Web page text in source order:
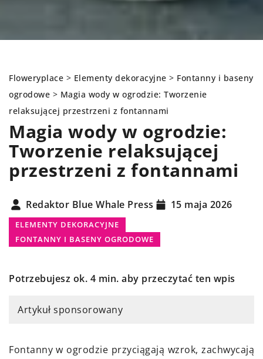
Floweryplace > Elementy dekoracyjne > Fontanny i baseny
ogrodowe > Magia wody w ogrodzie: Tworzenie
relaksującej przestrzeni z fontannami
Magia wody w ogrodzie:
Tworzenie relaksującej
przestrzeni z fontannami
Redaktor Blue Whale Press 15 maja 2026
ELEMENTY DEKORACYJNE
FONTANNY I BASENY OGRODOWE
Potrzebujesz ok. 4 min. aby przeczytać ten wpis
Artykuł sponsorowany
Fontanny w ogrodzie przyciągają wzrok, zachwycają